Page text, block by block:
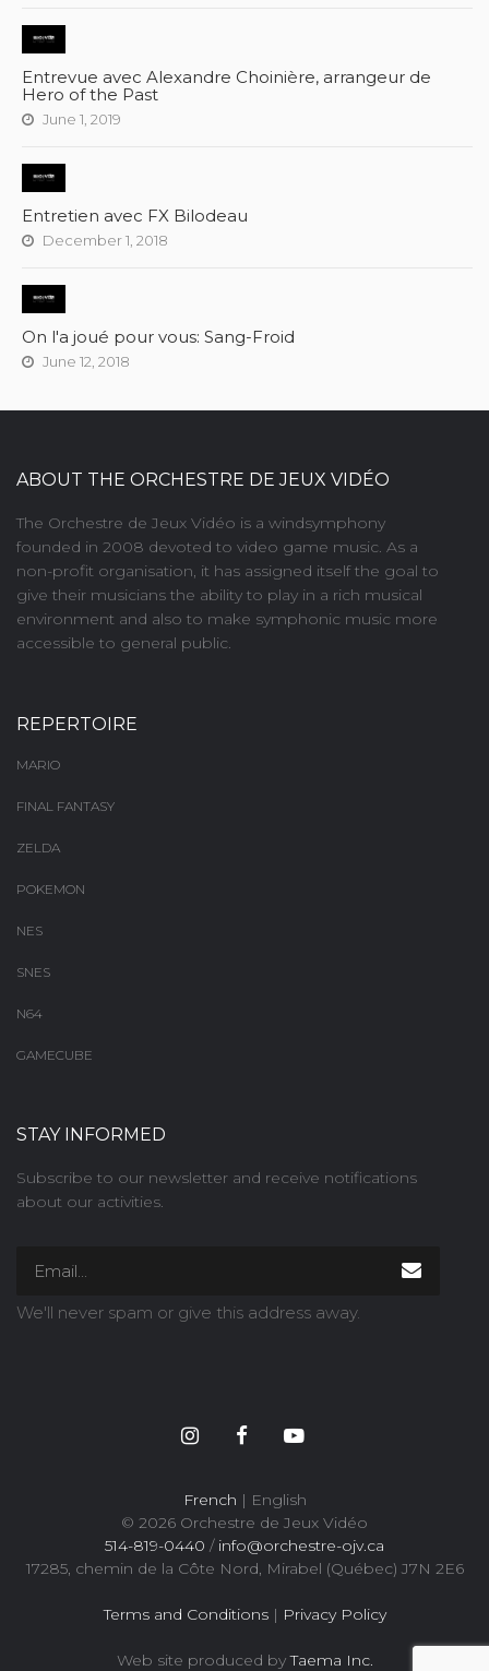
Entrevue avec Alexandre Choinière, arrangeur de
Hero of the Past
June 1, 2019
Entretien avec FX Bilodeau
December 1, 2018
On l'a joué pour vous: Sang-Froid
June 12, 2018
ABOUT THE ORCHESTRE DE JEUX VIDÉO
The Orchestre de Jeux Vidéo is a windsymphony
founded in 2008 devoted to video game music. As a
non-profit organisation, it has assigned itself the goal to
give their musicians the ability to play in a rich musical
environment and also to make symphonic music more
accessible to general public.
REPERTOIRE
MARIO
FINAL FANTASY
ZELDA
POKEMON
NES
SNES
N64
GAMECUBE
STAY INFORMED
Subscribe to our newsletter and receive notifications
about our activities.
We'll never spam or give this address away.
French | English
© 2026 Orchestre de Jeux Vidéo
514-819-0440 / info@orchestre-ojv.ca
17285, chemin de la Côte Nord, Mirabel (Québec) J7N 2E6
Terms and Conditions| Privacy Policy
Web site produced byTaema Inc.